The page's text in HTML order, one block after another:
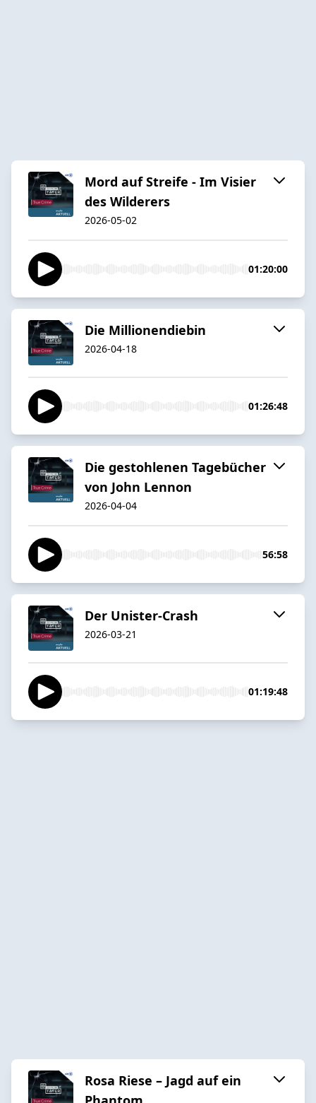
Mord auf Streife - Im Visier
des Wilderers
2026-05-02
01:20:00
Die Millionendiebin
2026-04-18
01:26:48
Die gestohlenen Tagebücher
von John Lennon
2026-04-04
56:58
Der Unister-Crash
2026-03-21
01:19:48
Rosa Riese – Jagd auf ein